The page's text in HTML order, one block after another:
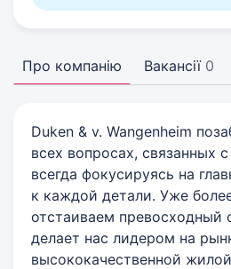
Про компанію Вакансії 0
Duken & v. Wangenheim
всех вопросах, связанных
всегда фокусируясь на
к каждой детали. Уже
отстаиваем превосходный
делает нас лидером на
высококачественной